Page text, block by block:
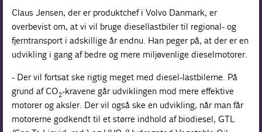
Claus Jensen, der er produktchef i Volvo Danmark, er
overbevist om, at vi vil bruge diesellastbiler til regional- og
fjerntransport i adskillige år endnu. Han peger på, at der er en
udvikling i gang af bedre og mere miljøvenlige dieselmotorer.
- Der vil fortsat ske rigtig meget med diesel-lastbilerne. På
grund af CO2-kravene går udviklingen mod mere effektive
motorer og aksler. Der vil også ske en udvikling, når man får
motorerne godkendt til et større indhold af biodiesel, GTL